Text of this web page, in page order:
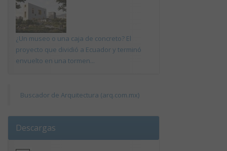
¿Un museo o una caja de concreto? El
proyecto que dividió a Ecuador y terminó
envuelto en una tormen...
Buscador de Arquitectura (arq.com.mx)
Descargas